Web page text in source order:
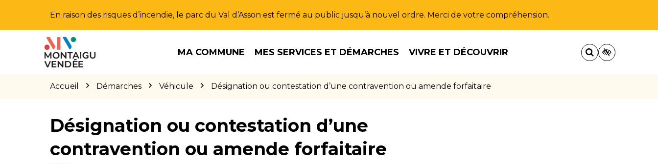
En raison des risques d’incendie, le parc du Val d’Asson est fermé au public jusqu’à nouvel ordre. Merci de votre compréhension.
MA COMMUNE MES SERVICES ET DÉMARCHES VIVRE ET DÉCOUVRIR
Accueil Démarches Véhicule Désignation ou contestation d’une contravention ou amende forfaitaire
Désignation ou contestation d’une
contravention ou amende forfaitaire